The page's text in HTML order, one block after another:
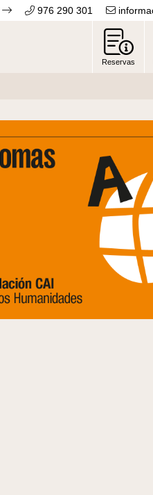
976 290 301
Reservas